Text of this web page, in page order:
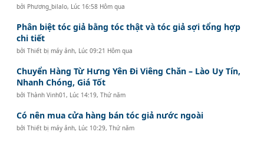
bởi Phương_bilalo, Lúc 16:58 Hôm qua
Phân biệt tóc giả bằng tóc thật và tóc giả sợi tổng hợp
chi tiết
bởiThiết bị máy ảnh, Lúc 09:21 Hôm qua
Chuyển Hàng Từ Hưng Yên Đi Viêng Chăn – Lào Uy Tín,
Nhanh Chóng, Giá Tốt
bởiThành Vinh01 , Lúc 14:19, Thứ năm
Có nên mua cửa hàng bán tóc giả nước ngoài
bởiThiết bị máy ảnh, Lúc 10:29, Thứ năm